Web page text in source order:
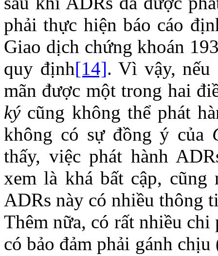
phải thực hiện báo cáo
Giao dịch chứng khoán
quy định[14]. Vì vậy, nếu
mãn được một trong hai
kýcũng không thể phát
không có sự đồng ý của
thấy, việc phát hành
xem là khá bất cập,
ADRs này có nhiều thông
Thêm nữa, có rất nhiều
có bảo đảm phải gánh